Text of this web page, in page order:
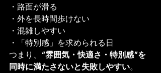
・路面が滑る
・外を長時間歩けない
・混雑しやすい
・「特別感」を求められる日
つまり、 “雰囲気・快適さ・特別感”を
同時に満たさないと失敗しやすい。